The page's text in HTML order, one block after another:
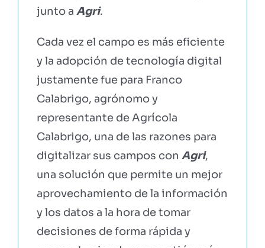
junto a Agri.
Cada vez el campo es más eficiente
y la adopción de tecnología digital
justamente fue para Franco
Calabrigo, agrónomo y
representante de Agrícola
Calabrigo, una de las razones para
digitalizar sus campos con Agri,
una solución que permite un mejor
aprovechamiento de la información
y los datos a la hora de tomar
decisiones de forma rápida y